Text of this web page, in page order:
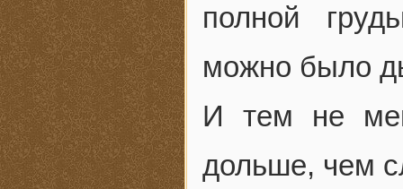
полной
можно было
И тем не
дольше, чем